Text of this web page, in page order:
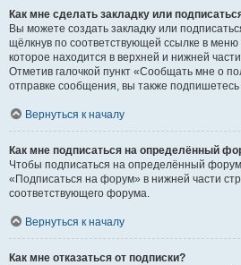
Как мне сделать закладку или
Вы можете создать закладку или
щёлкнув по соответствующей ссылке в
которое находится в верхней и нижней
Отметив галочкой пункт «Сообщать мне о
отправке сообщения, вы также
Вернуться к началу
Как мне подписаться на определённый
Чтобы подписаться на определённый
«Подписаться на форум» в нижней части
соответствующего форума.
Вернуться к началу
Как мне отказаться от подписки?